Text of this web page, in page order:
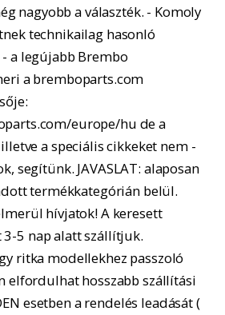
nagyobb a választék. - Komoly
technikailag hasonló
a legújabb Brembo
a bremboparts.com
europe/hu de a
a speciális cikkeket nem -
segítünk. JAVASLAT: alaposan
termékkategórián belül.
hívjatok! A keresett
5 nap alatt szállítjuk.
ritka modellekhez passzoló
elfordulhat hosszabb szállítási
esetben a rendelés leadását (